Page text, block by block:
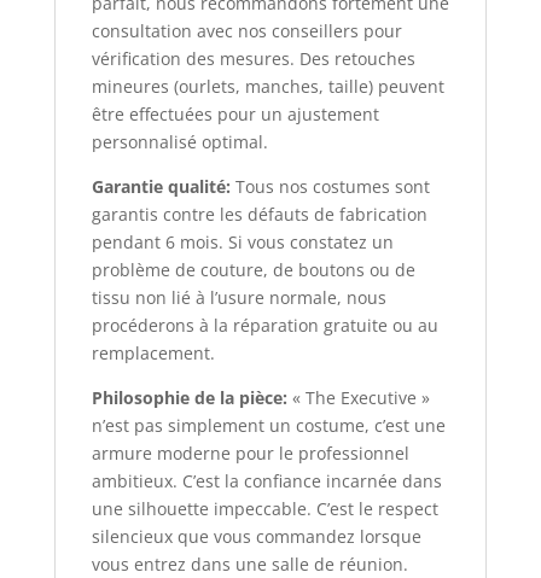
consultation avec nos conseillers pour
vérification des mesures. Des retouches
mineures (ourlets, manches, taille) peuvent
être effectuées pour un ajustement
personnalisé optimal.
Garantie qualité: Tous nos costumes sont
garantis contre les défauts de fabrication
pendant 6 mois. Si vous constatez un
problème de couture, de boutons ou de
tissu non lié à l’usure normale, nous
procéderons à la réparation gratuite ou au
remplacement.
Philosophie de la pièce: « The Executive »
n’est pas simplement un costume, c’est une
armure moderne pour le professionnel
ambitieux. C’est la confiance incarnée dans
une silhouette impeccable. C’est le respect
silencieux que vous commandez lorsque
vous entrez dans une salle de réunion.